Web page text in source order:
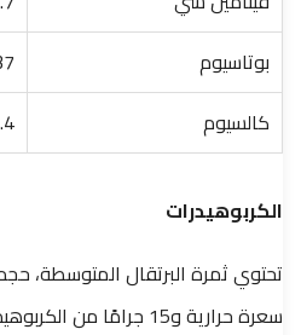
بوتاسيوم
كالسيوم
الكربوهيدرات
سعرة حرارية و15 جرامًا من الكربوهيدرات.